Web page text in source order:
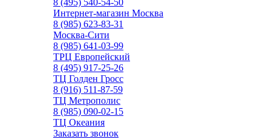
8 (495) 540-54-50
Интернет-магазин Москва
8 (985) 623-83-31
Москва-Сити
8 (985) 641-03-99
ТРЦ Европейский
8 (495) 917-25-26
ТЦ Голден Гросс
8 (916) 511-87-59
ТЦ Метрополис
8 (985) 090-02-15
ТЦ Океания
Заказать звонок